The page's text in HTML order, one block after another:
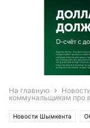
На главную
коммунальщикам про
Новости Шымкента